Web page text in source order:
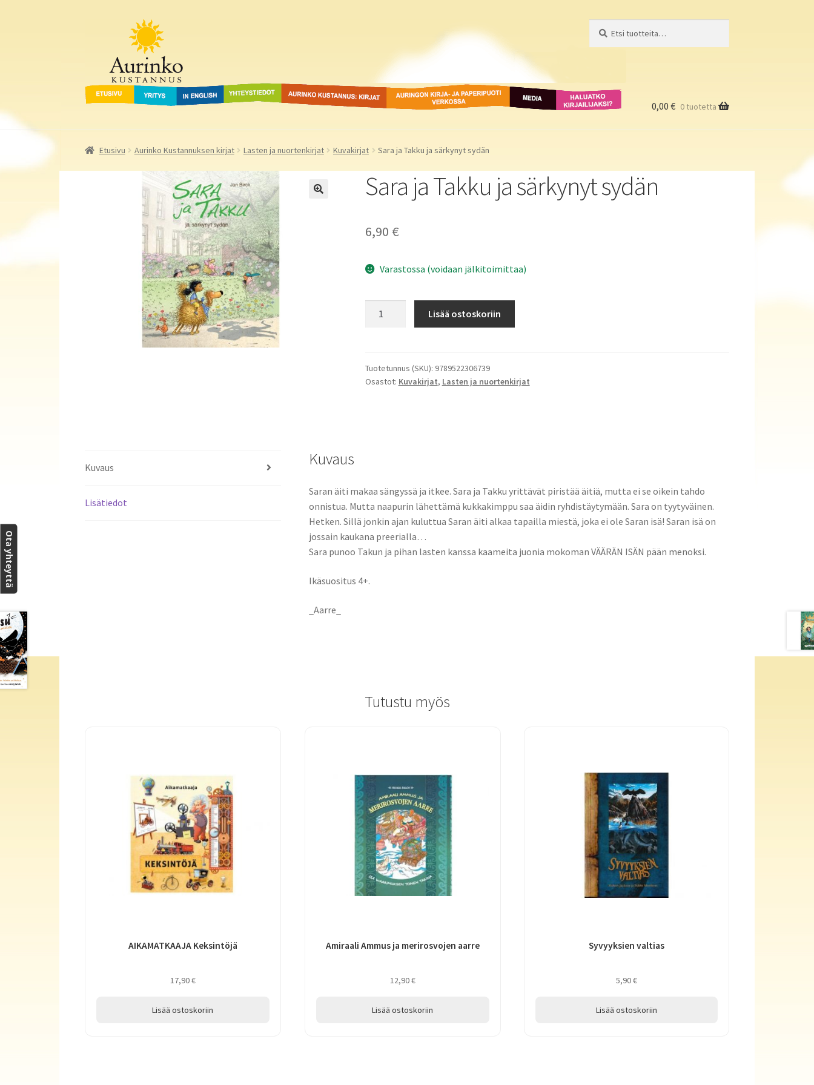
navigointiin
Aurinko Kustannus
Etusivu Yritys In English Yhteystiedot Aurinko Kustannus: kirjat Auringon kirja- ja
paperipuodit verkossa
Media
Haluatko
kirjailijaksi?
0,00 € 0 tuotetta
Etusivu Aurinko Kustannuksen kirjat Lasten ja nuortenkirjat Kuvakirjat Sara ja Takku ja särkynyt sydän
Sara ja Takku ja särkynyt sydän
6,90 €
Varastossa (voidaan jälkitoimittaa)
särkynyt
sydän
Lisää ostoskoriin
Tuotetunnus (SKU): 9789522306739
Osastot: Kuvakirjat, Lasten ja nuortenkirjat
Kuvaus
Lisätiedot
Kuvaus
Saran äiti makaa sängyssä ja itkee. Sara ja Takku yrittävät piristää äitiä, mutta ei se oikein tahdo
onnistua. Mutta naapurin lähettämä kukkakimppu saa äidin ryhdistäytymään. Sara on tyytyväinen.
Hetken. Sillä jonkin ajan kuluttua Saran äiti alkaa tapailla miestä, joka ei ole Saran isä! Saran isä on
jossain kaukana preerialla…
Sara punoo Takun ja pihan lasten kanssa kaameita juonia mokoman VÄÄRÄN ISÄN pään menoksi.
Ikäsuositus 4+.
_Aarre_
Tutustu myös
AIKAMATKAAJA Keksintöjä
17,90€
Lisää ostoskoriin
Amiraali Ammus ja merirosvojen aarre
12,90€
Lisää ostoskoriin
Syvyyksien valtias
5,90€
Lisää ostoskoriin
Ota yhteyttä